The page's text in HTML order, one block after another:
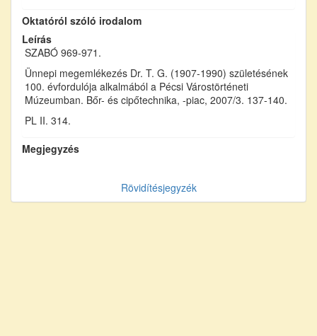
Oktatóról szóló irodalom
Leírás
SZABÓ 969-971.
Ünnepi megemlékezés Dr. T. G. (1907-1990) születésének
100. évfordulója alkalmából a Pécsi Várostörténeti
Múzeumban. Bőr- és cipőtechnika, -piac, 2007/3. 137-140.
PL II. 314.
Megjegyzés
Rövidítésjegyzék